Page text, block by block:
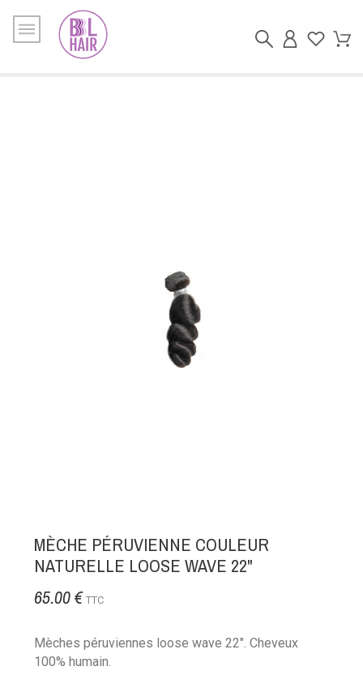
MÈCHE PÉRUVIENNE COULEUR
NATURELLE LOOSE WAVE 22"
65.00 € TTC
Mèches péruviennes loose wave 22". Cheveux
100% humain.